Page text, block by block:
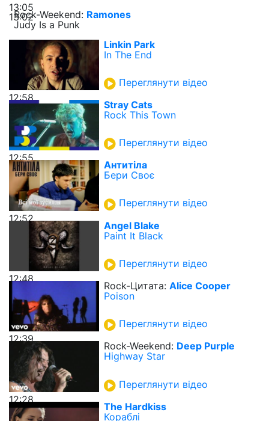
13:05
13:02
Rock-Weekend: Ramones
Judy Is a Punk
12:58
Linkin Park
In The End
Переглянути відео
12:55
Stray Cats
Rock This Town
Переглянути відео
12:52
Антитіла
Бери Своє
Переглянути відео
12:48
Angel Blake
Paint It Black
Переглянути відео
12:39
Rock-Цитата: Alice Cooper
Poison
Переглянути відео
12:28
Rock-Weekend: Deep Purple
Highway Star
Переглянути відео
The Hardkiss
Кораблі